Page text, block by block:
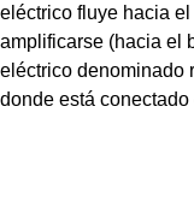
eléctrico fluye hacia
amplificarse (hacia el
eléctrico denominado
donde está